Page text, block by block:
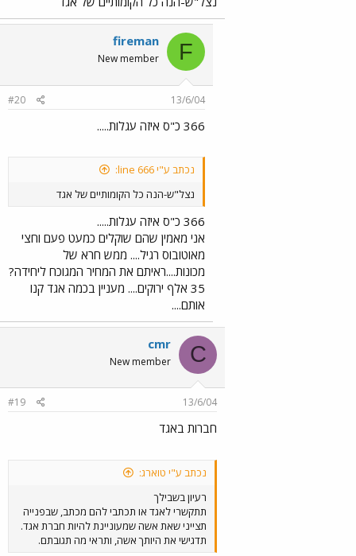
F
fireman
New member
13/6/04
#20
366 כ"ס איזה עגלות.....
נכתב ע"י line 666:
נצל"ש-הנה כל הקומותיים של אגד
366 כ"ס איזה עגלות.....
אני מאמין שהם שוקלים כמעט פעם וחצי
מאוטובוס רגיל.... ממש חרא של
מכונות....ראיתם את המחיר המגוכח ליחידה?
35 אלף ירוקים.... מעניין בכמה אגד קנו
אותם....
C
cmr
New member
13/6/04
#19
חברות באגד
נכתב ע"י טוארג:
רעיון בשבילך
תתקשרי לאגד או תכתבי להם מכתב, שבפנייה
תצייני שאת אשה שמעוניינת להיות חברת אגד.
תדגישי את היותך אשה, ותראי מה תגובתם.